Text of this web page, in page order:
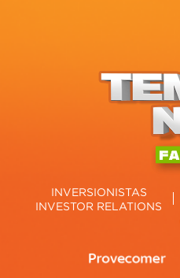
INVERSIONISTAS
INVESTOR RELATIONS